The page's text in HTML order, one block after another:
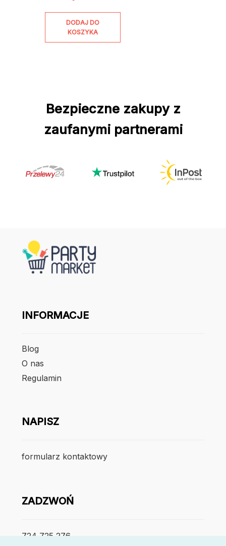
DODAJ DO
KOSZYKA
Bezpieczne zakupy z
zaufanymi partnerami
INFORMACJE
Blog
O nas
Regulamin
NAPISZ
formularz kontaktowy
ZADZWOŃ
724 725 276